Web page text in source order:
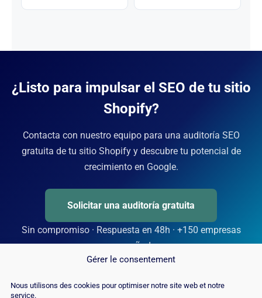
Gérer le consentement
Nous utilisons des cookies pour optimiser notre site web et notre
service.
¿Listo para impulsar el SEO de tu sitio
Shopify?
Contacta con nuestro equipo para una auditoría SEO
gratuita de tu sitio Shopify y descubre tu potencial de
crecimiento en Google.
Solicitar una auditoría gratuita
Sin compromiso · Respuesta en 48h · +150 empresas
acompañadas